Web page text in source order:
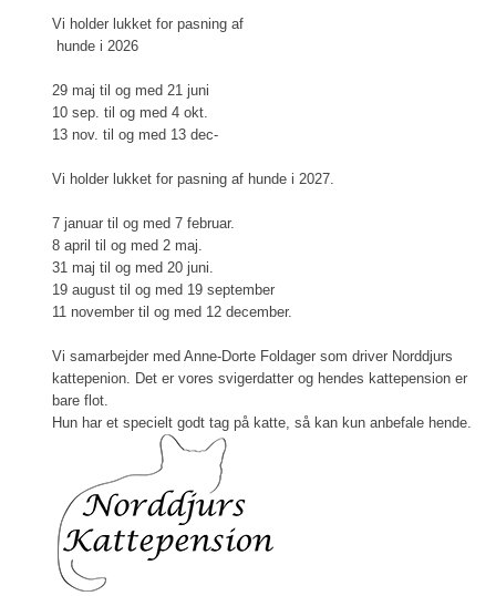
​​Vi holder lukket for pasning af
hunde i 2026
29 maj til og med 21 juni
10 sep. til og med 4 okt.
13 nov. til og med 13 dec-
Vi holder lukket for pasning af hunde i 2027.
7 januar til og med 7 februar.
8 april til og med 2 maj.
31 maj til og med 20 juni.
19 august til og med 19 september
11 november til og med 12 december.
​Vi samarbejder med Anne-Dorte Foldager som driver Norddjurs
kattepenion. Det er vores svigerdatter og hendes kattepension er
bare flot.
Hun har et specielt godt tag på katte, så kan kun anbefale hende.